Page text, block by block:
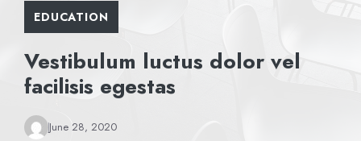
EDUCATION
Vestibulum luctus dolor vel
facilisis egestas
June 28, 2020